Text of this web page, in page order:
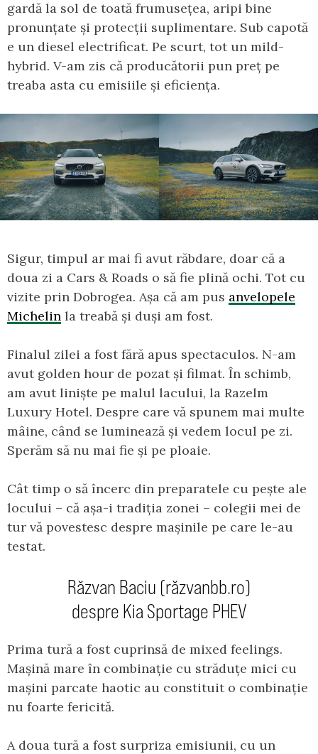
gardă la sol de toată frumusețea, aripi bine
pronunțate și protecții suplimentare. Sub capotă
e un diesel electrificat. Pe scurt, tot un mild-
hybrid. V-am zis că producătorii pun preț pe
treaba asta cu emisiile și eficiența.
Sigur, timpul ar mai fi avut răbdare, doar că a
doua zi a Cars & Roads o să fie plină ochi. Tot cu
vizite prin Dobrogea. Așa că am pus anvelopele
Michelin la treabă și duși am fost.
Finalul zilei a fost fără apus spectaculos. N-am
avut golden hour de pozat și filmat. În schimb,
am avut liniște pe malul lacului, la Razelm
Luxury Hotel. Despre care vă spunem mai multe
mâine, când se luminează și vedem locul pe zi.
Sperăm să nu mai fie și pe ploaie.
Cât timp o să încerc din preparatele cu pește ale
locului – că așa-i tradiția zonei – colegii mei de
tur vă povestesc despre mașinile pe care le-au
testat.
Răzvan Baciu (răzvanbb.ro)
despre Kia Sportage PHEV
Prima tură a fost cuprinsă de mixed feelings.
Mașină mare în combinație cu străduțe mici cu
mașini parcate haotic au constituit o combinație
nu foarte fericită.
A doua tură a fost surpriza emisiunii, cu un